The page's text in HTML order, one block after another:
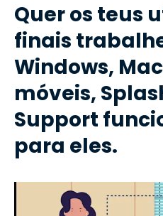
Quer os teus
finais
Windows,
móveis,
Support
para eles.